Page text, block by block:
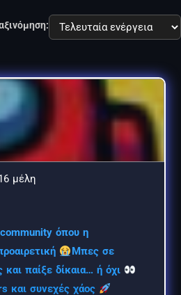
μέλη
όπου η
Μπες σε
παίξε δίκαια… ή όχι
και συνεχές χάος